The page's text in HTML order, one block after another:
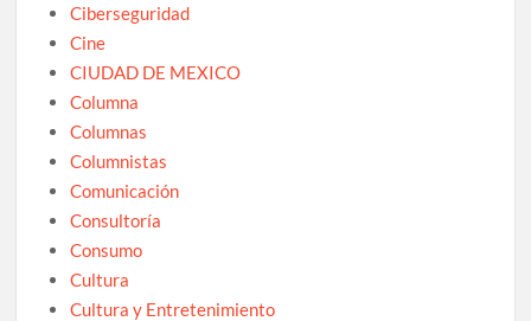
Ciberseguridad
Cine
CIUDAD DE MEXICO
Columna
Columnas
Columnistas
Comunicación
Consultoría
Consumo
Cultura
Cultura y Entretenimiento